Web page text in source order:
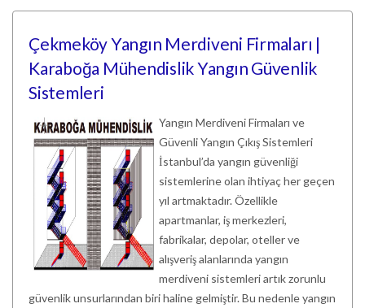
Çekmeköy Yangın Merdiveni Firmaları |
Karaboğa Mühendislik Yangın Güvenlik
Sistemleri
Yangın Merdiveni Firmaları ve
Güvenli Yangın Çıkış Sistemleri
İstanbul’da yangın güvenliği
sistemlerine olan ihtiyaç her geçen
yıl artmaktadır. Özellikle
apartmanlar, iş merkezleri,
fabrikalar, depolar, oteller ve
alışveriş alanlarında yangın
merdiveni sistemleri artık zorunlu
güvenlik unsurlarından biri haline gelmiştir. Bu nedenle yangın